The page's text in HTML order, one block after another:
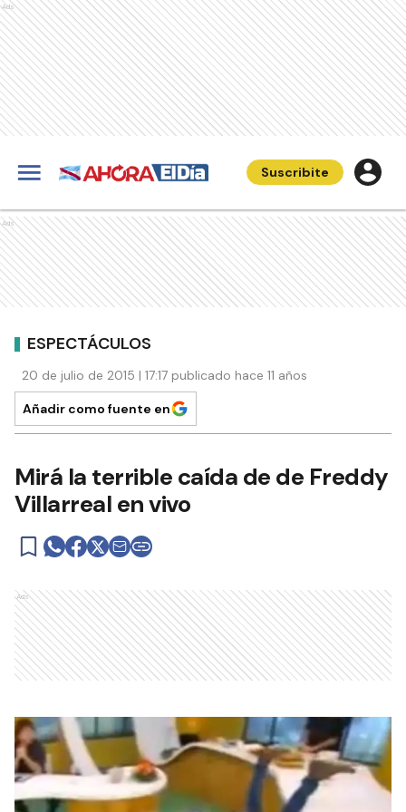
Ads
Suscribite
Ads
ESPECTÁCULOS
20 de julio de 2015 | 17:17 publicado hace 11 años
Añadir como fuente en
Mirá la terrible caída de de Freddy
Villarreal en vivo
Ads